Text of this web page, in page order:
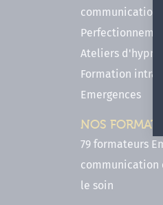
communication
Ateliers
Formation intra-
Emergences
NOS
79 formateurs
communication
le soin